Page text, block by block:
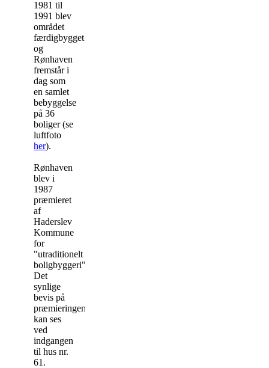
1981 til
1991 blev
området
færdigbygget
og
Rønhaven
fremstår i
dag som
en samlet
bebyggelse
på 36
boliger (se
luftfoto
her).
Rønhaven
blev i
1987
præmieret
af
Haderslev
Kommune
for
"utraditionelt
boligbyggeri".
Det
synlige
bevis på
præmieringen
kan ses
ved
indgangen
til hus nr.
61.